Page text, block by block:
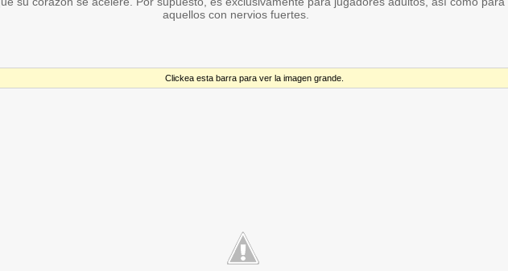
aquellos con nervios fuertes.
Clickea esta barra para ver la imagen grande.